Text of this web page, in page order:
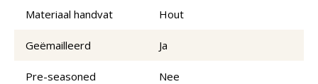
Materiaal handvat Hout
Geëmailleerd Ja
Pre-seasoned Nee